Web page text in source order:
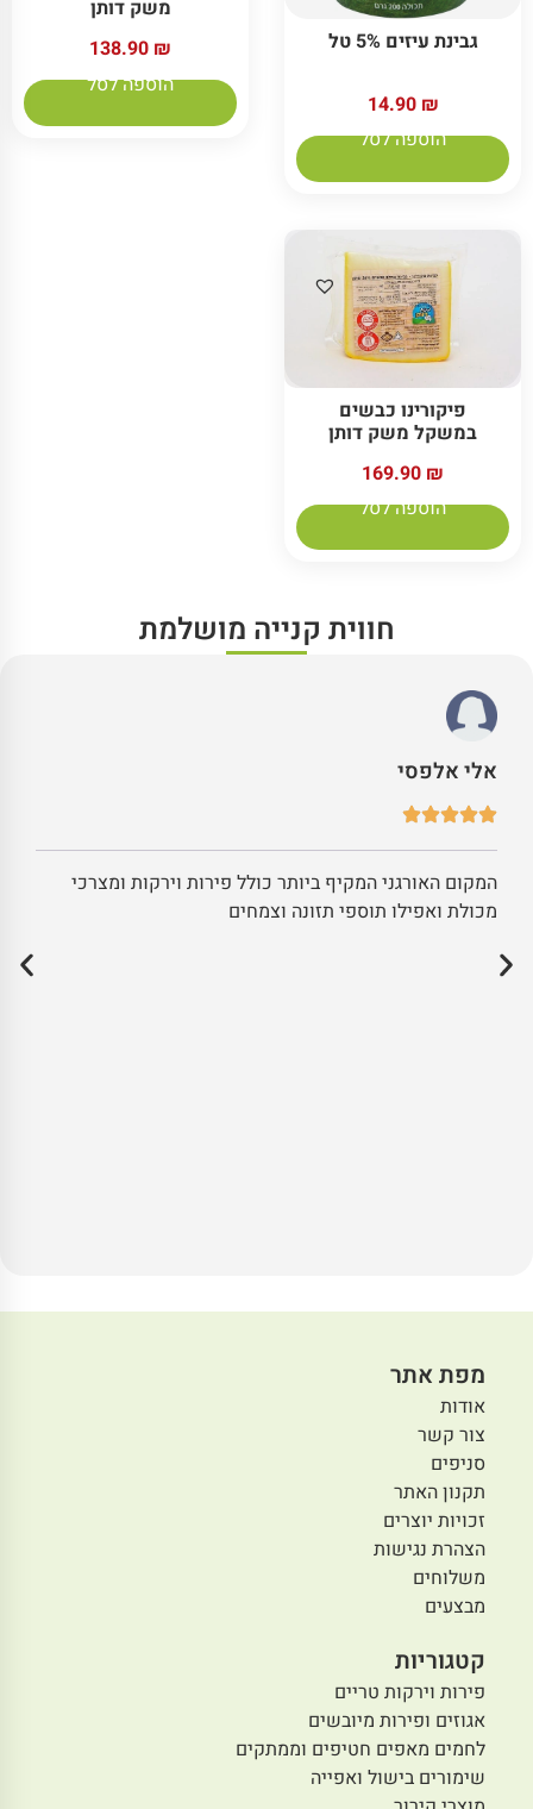
גבינת עיזים 5% טל
14.90 ₪
הוספה לסל
משק דותן
138.90 ₪
הוספה לסל
פיקורינו כבשים
במשקל משק דותן
169.90 ₪
הוספה לסל
חווית קנייה מושלמת
אלי אלפסי
המקום האורגני המקיף ביותר כולל פירות וירקות ומצרכי
מכולת ואפילו תוספי תזונה וצמחים
מפת אתר
אודות
צור קשר
סניפים
תקנון האתר
זכויות יוצרים
הצהרת נגישות
משלוחים
מבצעים
קטגוריות
פירות וירקות טריים
אגוזים ופירות מיובשים
לחמים מאפים חטיפים וממתקים
שימורים בישול ואפייה